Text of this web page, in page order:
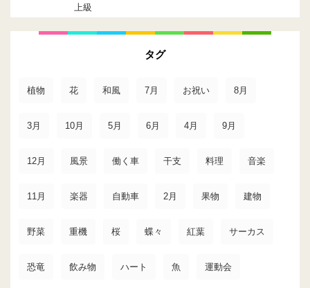
上級
タグ
植物 花 和風 7月 お祝い 8月
3月 10月 5月 6月 4月 9月
12月 風景 働く車 干支 料理 音楽
11月 楽器 自動車 2月 果物 建物
野菜 重機 桜 蝶々 紅葉 サーカス
恐竜 飲み物 ハート 魚 運動会